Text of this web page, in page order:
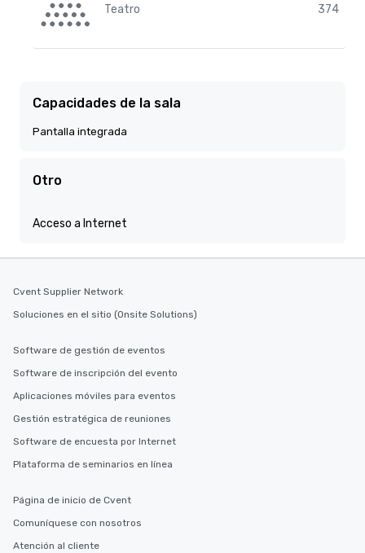
Teatro 374
Capacidades de la sala
Pantalla integrada
Otro
Acceso a Internet
Cvent Supplier Network
Soluciones en el sitio (Onsite Solutions)
Software de gestión de eventos
Software de inscripción del evento
Aplicaciones móviles para eventos
Gestión estratégica de reuniones
Software de encuesta por Internet
Plataforma de seminarios en línea
Página de inicio de Cvent
Comuníquese con nosotros
Atención al cliente